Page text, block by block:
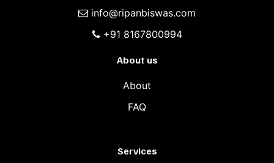
info@ripanbiswas.com
+91 8167800994
About us
About
FAQ
Services